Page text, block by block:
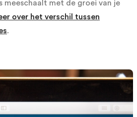
meeschaalt met de groei van je
over het verschil tussen
.